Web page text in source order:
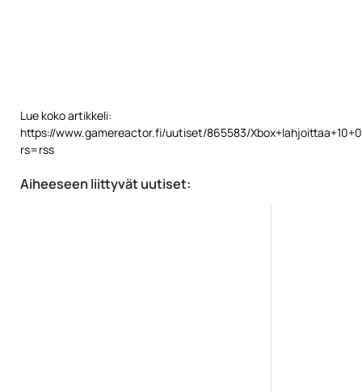
Lue koko artikkeli:
https://www.gamereactor.fi/uutiset/865583/
rs=rss
Aiheeseen liittyvät uutiset: